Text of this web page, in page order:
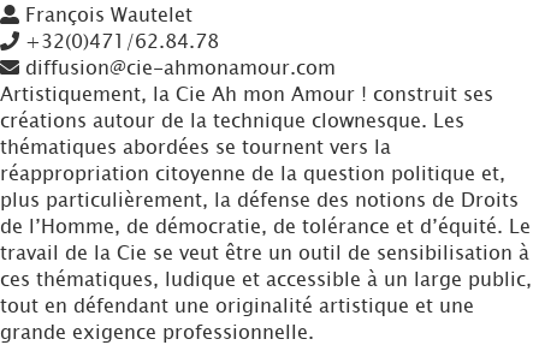
François Wautelet
+32(0)471/62.84.78
diffusion@cie-ahmonamour.com
Artistiquement, la Cie Ah mon Amour ! construit ses
créations autour de la technique clownesque. Les
thématiques abordées se tournent vers la
réappropriation citoyenne de la question politique et,
plus particulièrement, la défense des notions de Droits
de l’Homme, de démocratie, de tolérance et d’équité. Le
travail de la Cie se veut être un outil de sensibilisation à
ces thématiques, ludique et accessible à un large public,
tout en défendant une originalité artistique et une
grande exigence professionnelle.